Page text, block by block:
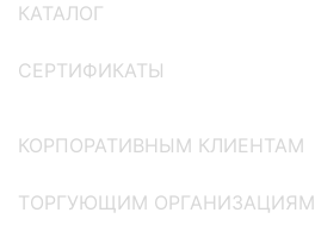
КАТАЛОГ
СЕРТИФИКАТЫ
КОРПОРАТИВНЫМ КЛИЕНТАМ
ТОРГУЮЩИМ ОРГАНИЗАЦИЯМ